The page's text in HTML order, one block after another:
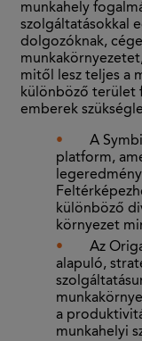
munkahely
szolgáltatásokkal
dolgozóknak,
mitől lesz teljes a
különböző terület
emberek
A
platform,
különböző
környezet
Az
alapuló,
a
munkahelyi